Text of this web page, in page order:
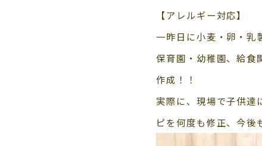
【アレルギー対応】
一昨日に小麦・卵・乳
保育園・幼稚園、給食
作成！！
実際に、現場で子供達
ピを何度も修正、今後